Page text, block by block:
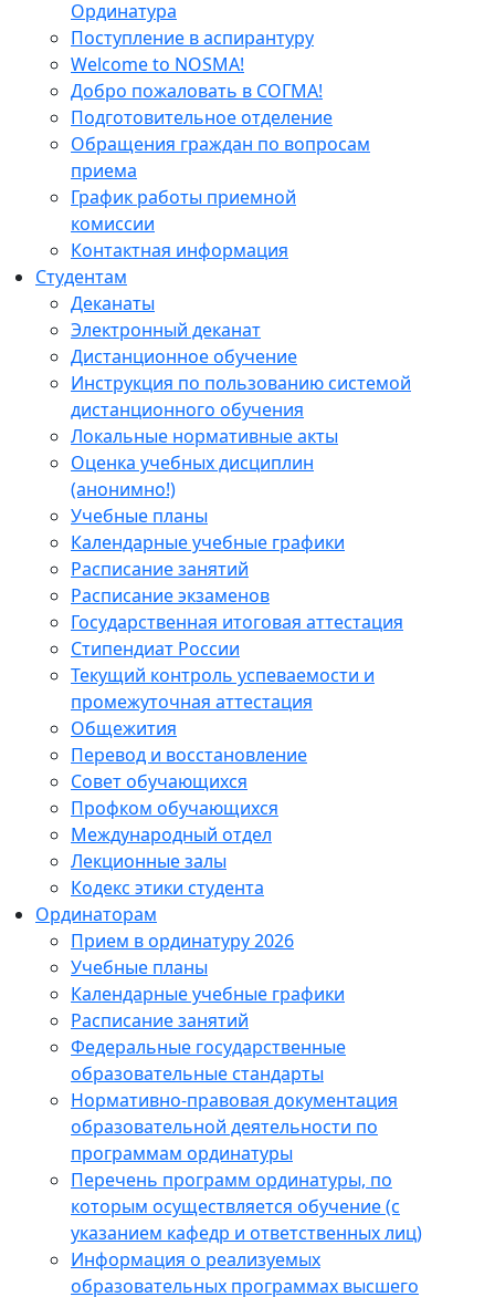
Ординатура
Поступление в аспирантуру
Welcome to NOSMA!
Добро пожаловать в СОГМА!
Подготовительное отделение
Обращения граждан по вопросам
приема
График работы приемной
комиссии
Контактная информация
Студентам
Деканаты
Электронный деканат
Дистанционное обучение
Инструкция по пользованию системой
дистанционного обучения
Локальные нормативные акты
Оценка учебных дисциплин
(анонимно!)
Учебные планы
Календарные учебные графики
Расписание занятий
Расписание экзаменов
Государственная итоговая аттестация
Стипендиат России
Текущий контроль успеваемости и
промежуточная аттестация
Общежития
Перевод и восстановление
Совет обучающихся
Профком обучающихся
Международный отдел
Лекционные залы
Кодекс этики студента
Ординаторам
Прием в ординатуру 2026
Учебные планы
Календарные учебные графики
Расписание занятий
Федеральные государственные
образовательные стандарты
Нормативно-правовая документация
образовательной деятельности по
программам ординатуры
Перечень программ ординатуры, по
которым осуществляется обучение (с
указанием кафедр и ответственных лиц)
Информация о реализуемых
образовательных программах высшего